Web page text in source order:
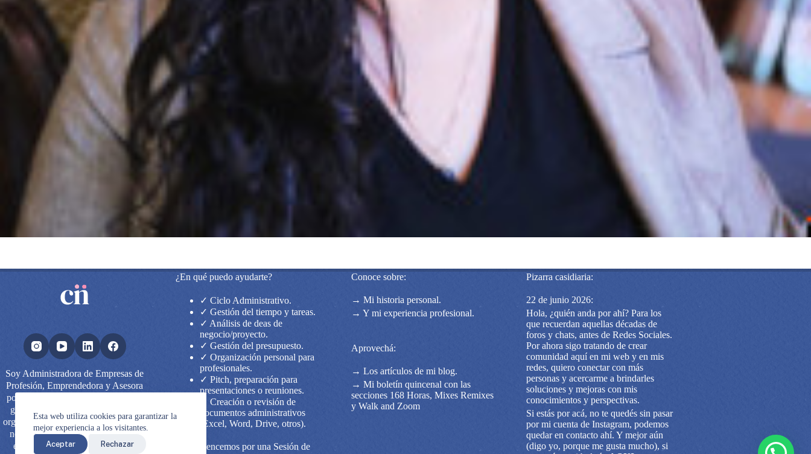
Esta web utiliza cookies para garantizar la
mejor experiencia a los visitantes.
Aceptar
Rechazar
Soy Administradora de Empresas de
Profesión, Emprendedora y Asesora
por Convicción. Quiero enseñarte y
guiarte en todo lo relacionado con
organización del tiempo y tareas de tu
negocio. Escribime, vemos en qué
estás actualmente y por dónde te
¿En qué puedo ayudarte?
✓ Ciclo Administrativo.
✓ Gestión del tiempo y tareas.
✓ Análisis de deas de
negocio/proyecto.
✓ Gestión del presupuesto.
✓ Organización personal para
profesionales.
✓ Pitch, preparación para
presentaciones o reuniones.
✓ Creación o revisión de
documentos administrativos
(Excel, Word, Drive, otros).
→ Comencemos por una Sesión de
Conoce sobre:
→ Mi historia personal.
→ Y mi experiencia profesional.
Aprovechá:
→ Los artículos de mi blog.
→ Mi boletín quincenal con las
secciones 168 Horas, Mixes Remixes
y Walk and Zoom
Pizarra casidiaria:
22 de junio 2026:
Hola, ¿quién anda por ahí? Para los
que recuerdan aquellas décadas de
foros y chats, antes de Redes Sociales.
Por ahora sigo tratando de crear
comunidad aquí en mi web y en mis
redes, quiero conectar con más
personas y acercarme a brindarles
soluciones y mejoras con mis
conocimientos y perspectivas.
Si estás por acá, no te quedés sin pasar
por mi cuenta de Instagram, podemos
quedar en contacto ahí. Y mejor aún
(digo yo, porque me gusta mucho), si